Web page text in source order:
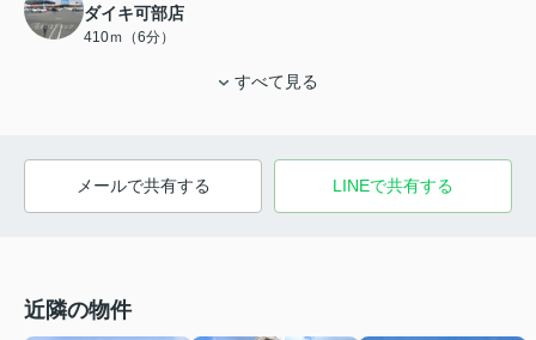
ダイキ可部店
410ｍ（6分）
すべて見る
メールで共有する LINEで共有する
近隣の物件